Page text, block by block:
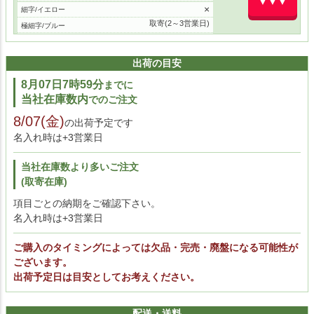
細字/イエロー ×
極細字/ブルー 取寄(2～3営業日)
中字/ブルー 2
細字/ブルー 取寄(2～3営業日)
極細字/レッド 取寄(2～3営業日)
中字/レッド
細字/レッド
極細字/ブラック
中字/ブラック
極細字/スケルトン
中字/スケルトン
細字/スケルトン
極細字/ホワイト 取寄(2～3営業日)
細字/ホワイト 取寄(2～3営業日)
極細字/シャイニーブラック
中字/シャイニーブラック 取寄(2～3営業日)
細字/シャイニーブラック
極細字/ピンク 1
出荷の目安
8月07日7時59分までに
当社在庫数内でのご注文
8/07(金)の出荷予定です
名入れ時は+3営業日
当社在庫数より多いご注文
(取寄在庫)
項目ごとの納期をご確認下さい。
名入れ時は+3営業日
ご購入のタイミングによっては欠品・完売・廃盤になる可能性が
ございます。
出荷予定日は目安としてお考えください。